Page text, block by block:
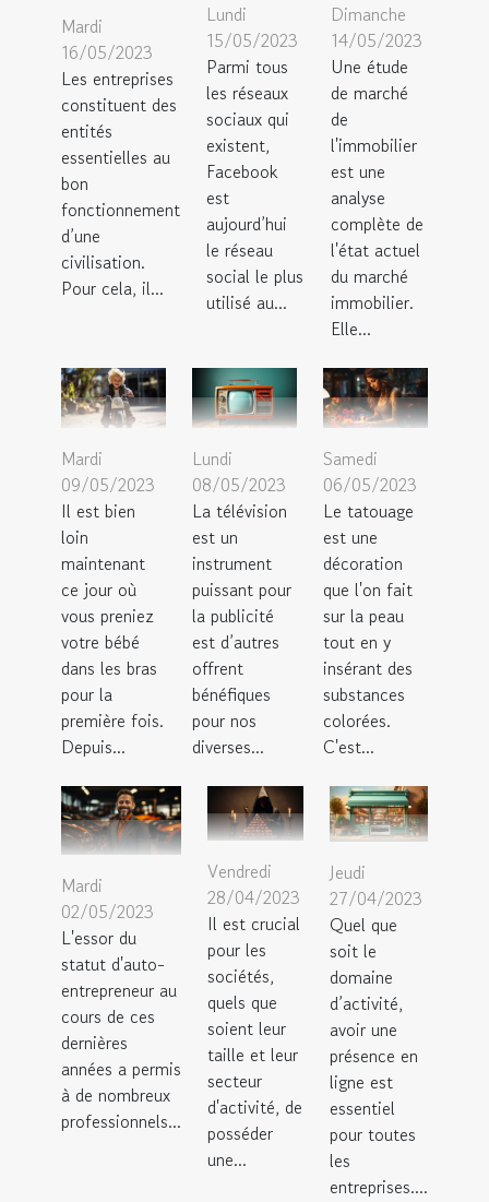
Mardi
16/05/2023
Les entreprises
constituent des
entités
essentielles au
bon
fonctionnement
d’une
civilisation.
Pour cela, il...
Lundi
15/05/2023
Parmi tous
les réseaux
sociaux qui
existent,
Facebook
est
aujourd’hui
le réseau
social le plus
utilisé au...
Dimanche
14/05/2023
Une étude
de marché
de
l'immobilier
est une
analyse
complète de
l'état actuel
du marché
immobilier.
Elle...
Mardi
09/05/2023
Il est bien
loin
maintenant
ce jour où
vous preniez
votre bébé
dans les bras
pour la
première fois.
Depuis...
Lundi
08/05/2023
La télévision
est un
instrument
puissant pour
la publicité
est d’autres
offrent
bénéfiques
pour nos
diverses...
Samedi
06/05/2023
Le tatouage
est une
décoration
que l'on fait
sur la peau
tout en y
insérant des
substances
colorées.
C'est...
Mardi
02/05/2023
L'essor du
statut d'auto-
entrepreneur au
cours de ces
dernières
années a permis
à de nombreux
professionnels...
Vendredi
28/04/2023
Il est crucial
pour les
sociétés,
quels que
soient leur
taille et leur
secteur
d'activité, de
posséder
une...
Jeudi
27/04/2023
Quel que
soit le
domaine
d’activité,
avoir une
présence en
ligne est
essentiel
pour toutes
les
entreprises....